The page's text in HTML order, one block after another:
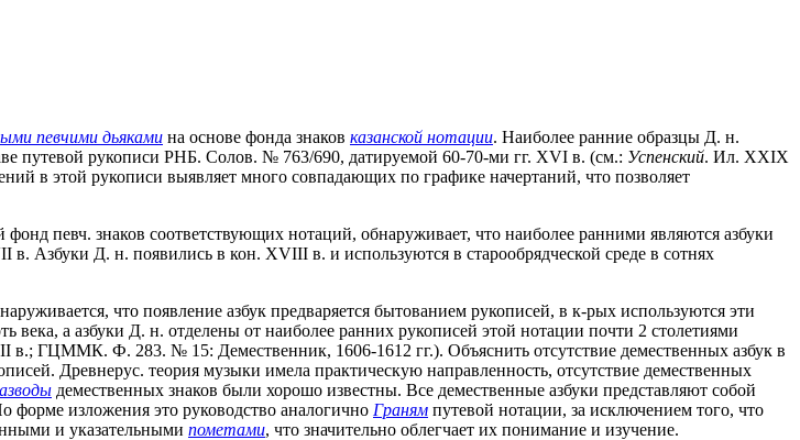
певчими дьяками на основе фонда знаков казанской нотации. Наиболее ранние образцы Д. н.
путевой рукописи РНБ. Солов. № 763/690, датируемой 60-70-ми гг. XVI в. (см.: Успенский. Ил. XXIX
в этой рукописи выявляет много совпадающих по графике начертаний, что позволяет
певч. знаков соответствующих нотаций, обнаруживает, что наиболее ранними являются азбуки
Азбуки Д. н. появились в кон. XVIII в. и используются в старообрядческой среде в сотнях
что появление азбук предваряется бытованием рукописей, в к-рых используются эти
а азбуки Д. н. отделены от наиболее ранних рукописей этой нотации почти 2 столетиями
ГЦММК. Ф. 283. № 15: Демественник, 1606-1612 гг.). Объяснить отсутствие демественных азбук в
Древнерус. теория музыки имела практическую направленность, отсутствие демественных
демественных знаков были хорошо известны. Все демественные азбуки представляют собой
форме изложения это руководство аналогично Граням путевой нотации, за исключением того, что
и указательными пометами, что значительно облегчает их понимание и изучение.